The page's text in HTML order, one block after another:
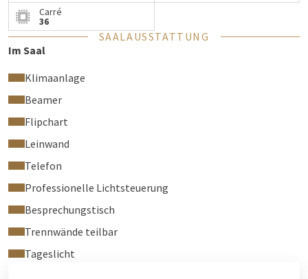
Carré
36
SAALAUSSTATTUNG
Im Saal
Klimaanlage
Beamer
Flipchart
Leinwand
Telefon
Professionelle Lichtsteuerung
Besprechungstisch
Trennwände teilbar
Tageslicht